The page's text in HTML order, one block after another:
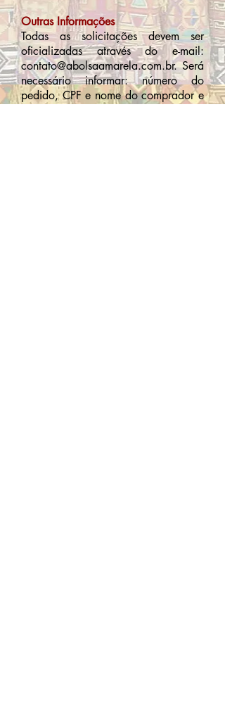
Outras Informações
Todas as solicitações devem ser
oficializadas através do e-mail:
contato@abolsaamarela.com.br. Será
necessário informar: número do
pedido, CPF e nome do comprador e